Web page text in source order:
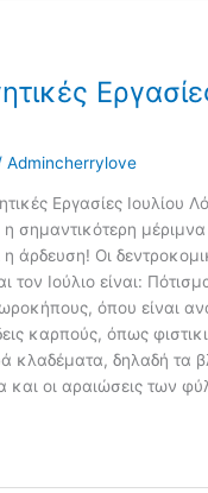
Admincherrylove
Εργασίες Ιουλίου
σημαντικότερη
η άρδευση! Οι
τον Ιούλιο είναι:
όπου είναι
καρπούς, όπως
κλαδέματα, δηλαδή τα
και οι αραιώσεις των